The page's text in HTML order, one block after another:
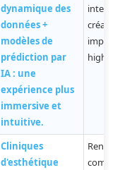
dynamique des
données +
modèles de
prédiction par
IA : une
expérience plus
immersive et
intuitive.
créant
high-
Cliniques
d'esthétique